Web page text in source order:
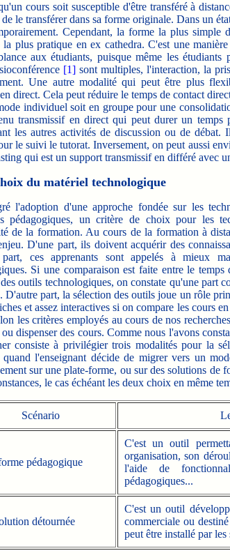
cours soit susceptible d'être transféré à
le transférer dans sa forme originale. Dans un
Cependant, la forme la plus simple
la plus pratique en ex cathedra. C'est une
aux étudiants, puisque même les étudiants
[1]sont multiples, l'interaction, la
Une autre modalité qui peut être plus
direct. Cela peut réduire le temps de contact
individuel soit en groupe pour une
transmissif en direct qui peut durer un
les autres activités de discussion ou de
le suivi le tutorat. Inversement, on peut aussi
qui est un support transmissif en différé avec
du matériel technologique
l'adoption d'une approche fondée sur les
pédagogiques, un critère de choix pour les
de la formation. Au cours de la formation à
D'une part, ils doivent acquérir des
ces apprenants sont appelés à mieux
Si une comparaison est faite entre le temps
outils technologiques, on constate qu'une part
D'autre part, la sélection des outils joue un rôle
et assez interactives si on compare les cours
les critères employés au cours de nos
dispenser des cours. Comme nous l'avons
consiste à privilégier trois modalités pour la
quand l'enseignant décide de migrer vers un
sur une plate-forme, ou sur des solutions de
le cas échéant les deux choix en même
Scénario
pédagogique
C'est un outil
organisation, son
l'aide de
pédagogiques...
détournée
C'est un outil
commerciale ou
peut être installé par les